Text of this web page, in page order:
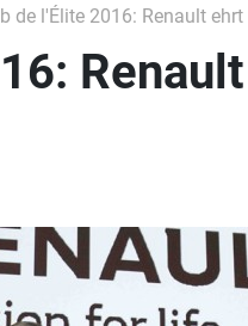
de l'Élite 2016: Renault